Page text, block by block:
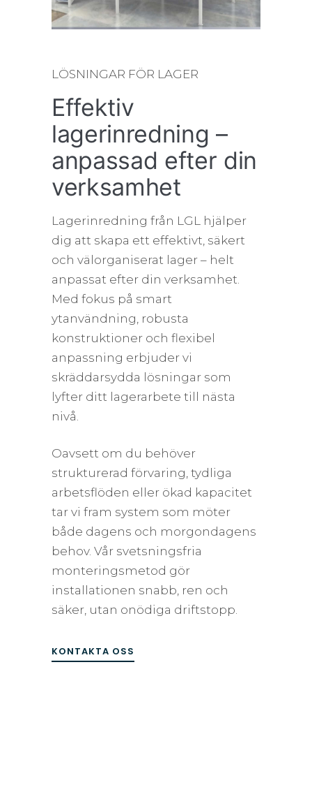
LÖSNINGAR FÖR LAGER
Effektiv
lagerinredning –
anpassad efter din
verksamhet
Lagerinredning från LGL hjälper
dig att skapa ett effektivt, säkert
och välorganiserat lager – helt
anpassat efter din verksamhet.
Med fokus på smart
ytanvändning, robusta
konstruktioner och flexibel
anpassning erbjuder vi
skräddarsydda lösningar som
lyfter ditt lagerarbete till nästa
nivå.
Oavsett om du behöver
strukturerad förvaring, tydliga
arbetsflöden eller ökad kapacitet
tar vi fram system som möter
både dagens och morgondagens
behov. Vår svetsningsfria
monteringsmetod gör
installationen snabb, ren och
säker, utan onödiga driftstopp.
KONTAKTA OSS